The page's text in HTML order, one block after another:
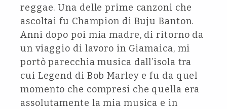
reggae. Una delle prime canzoni che
ascoltai fu Champion di Buju Banton.
Anni dopo poi mia madre, di ritorno da
un viaggio di lavoro in Giamaica, mi
portò parecchia musica dall’isola tra
cui Legend di Bob Marley e fu da quel
momento che compresi che quella era
assolutamente la mia musica e in